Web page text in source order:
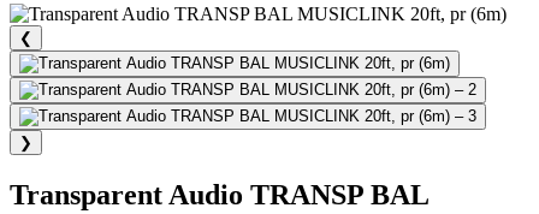
❮
❯
Transparent Audio TRANSP BAL